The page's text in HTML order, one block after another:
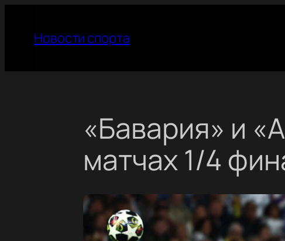
содержимому
Новости спорта
«Бавария» и
матчах 1/4